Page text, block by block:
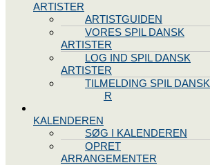
ARTISTER
ARTISTGUIDEN
VORES SPIL DANSK
ARTISTER
LOG IND SPIL DANSK
ARTISTER
TILMELDING SPIL DANSK
ARTISTER
KALENDEREN
SØG I KALENDEREN
OPRET
ARRANGEMENTER